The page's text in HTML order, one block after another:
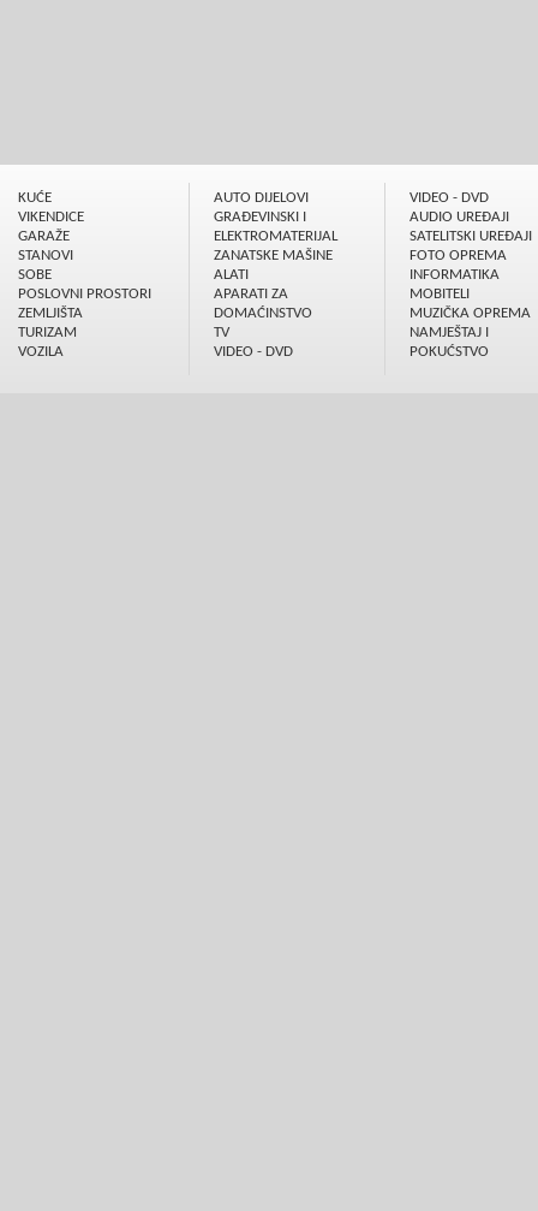
KUĆE
VIKENDICE
GARAŽE
STANOVI
SOBE
POSLOVNI PROSTORI
ZEMLJIŠTA
TURIZAM
VOZILA
AUTO DIJELOVI
GRAÐEVINSKI I
ELEKTROMATERIJAL
ZANATSKE MAŠINE
ALATI
APARATI ZA
DOMAĆINSTVO
TV
VIDEO - DVD
VIDEO - DVD
AUDIO UREÐAJI
SATELITSKI UREÐAJI
FOTO OPREMA
INFORMATIKA
MOBITELI
MUZIČKA OPREMA
NAMJEŠTAJ I
POKUĆSTVO